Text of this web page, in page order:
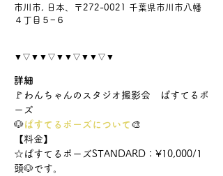
市川市, 日本、〒272-0021 千葉県市川市八幡
４丁目５−６
▼▽▼▼▽▼▼▽▼▼▽▼
詳細
🚩わんちゃんのスタジオ撮影会　ぱすてるポ
ーズ
🐶ぱすてるポーズについて🎨
【料金】
☆ぱすてるポーズSTANDARD：¥10,000/1
頭🐶です。